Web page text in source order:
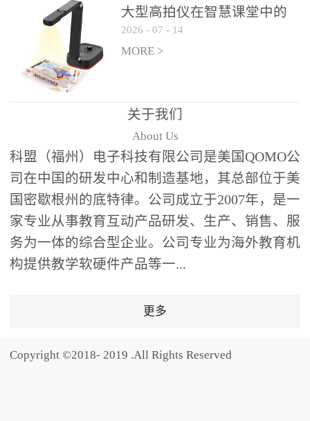
热情QVote 提供了丰富的
互动功能矩阵，满足不同
学科、不同教学目标的互
动需求：即时答题：支持
单选题、多选题、判断题
等基础题型，学生通过答
题器快速响应，系统实时
统计答题数据并生成可视
化图表，让教师瞬间掌握
学生知识掌握情况。主观
反馈：包含简答题、观点
阐述等开放式互动，鼓励
学生自由表达思考过程，
培养批判性思维与表达能
功能增加课堂趣味性，同
大型高拍仪在智慧课堂中的
实际应用
2026 - 07 - 14
MORE >
关于我们
About Us
科盟（福州）电子科技有限公司是美国QOMO公
司在中国的研发中心和制造基地，其总部位于美
国密歇根州的底特律。公司成立于2007年，是一
家专业从事教育互动产品研发、生产、销售、服
务为一体的综合型企业。公司专业为海外教育机
构提供教学软硬件产品等一...
更多
Copyright ©2018- 2019 .All Rights Reserved